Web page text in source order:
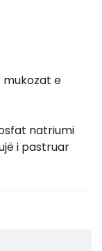
mukozat e
natriumi
i pastruar